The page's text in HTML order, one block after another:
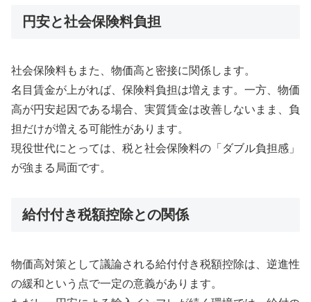
円安と社会保険料負担
社会保険料もまた、物価高と密接に関係します。
名目賃金が上がれば、保険料負担は増えます。一方、物価
高が円安起因である場合、実質賃金は改善しないまま、負
担だけが増える可能性があります。
現役世代にとっては、税と社会保険料の「ダブル負担感」
が強まる局面です。
給付付き税額控除との関係
物価高対策として議論される給付付き税額控除は、逆進性
の緩和という点で一定の意義があります。